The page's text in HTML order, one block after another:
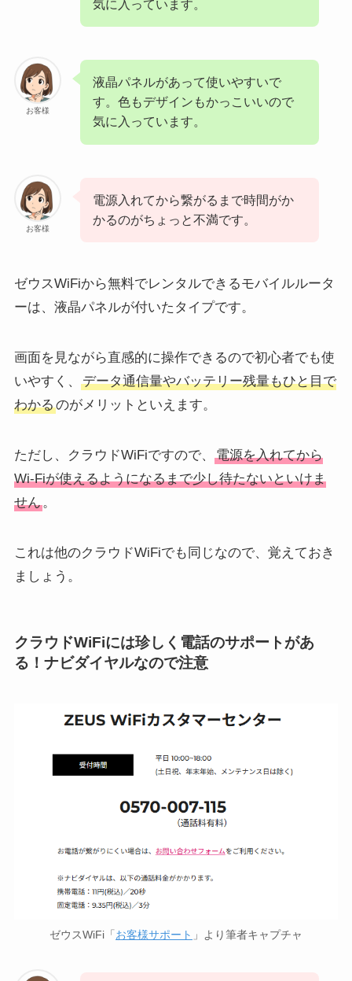
気に入っています。
お客様
液晶パネルがあって使いやすいで
す。色もデザインもかっこいいので
気に入っています。
お客様
電源入れてから繋がるまで時間がか
かるのがちょっと不満です。
ゼウスWiFiから無料でレンタルできるモバイルルータ
ーは、液晶パネルが付いたタイプです。
画面を見ながら直感的に操作できるので初心者でも使
いやすく、
データ通信量やバッテリー残量もひと目で
わかるのがメリットといえます。
ただし、クラウドWiFiですので、
電源を入れてから
Wi-Fiが使えるようになるまで少し待たないといけま
せん。
これは他のクラウドWiFiでも同じなので、覚えておき
ましょう。
クラウドWiFiには珍しく電話のサポートがあ
る！ナビダイヤルなので注意
ゼウスWiFi「 お客様サポート 」より筆者キャプチャ